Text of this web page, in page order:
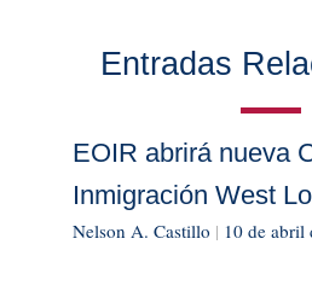
Entradas
EOIR abrirá nueva
Inmigración West
Nelson A. Castillo | 10 de abril